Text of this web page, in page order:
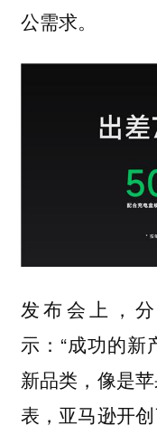
公需求。
发布会上，
示：“成功的新
新品类，像是
表，亚马逊开